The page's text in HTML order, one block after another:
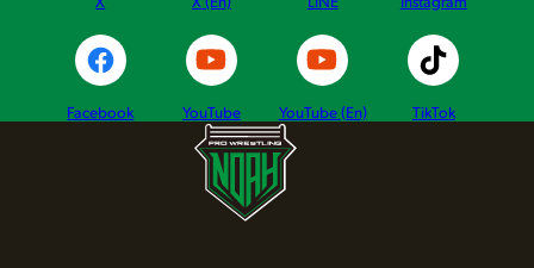
Facebook YouTube YouTube (En) TikTok